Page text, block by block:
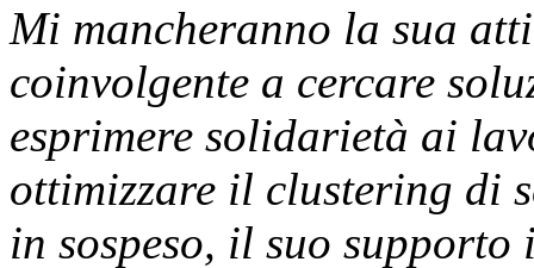
Mi mancheranno la sua
coinvolgente a cercare
esprimere solidarietà ai
ottimizzare il clustering di
in sospeso, il suo